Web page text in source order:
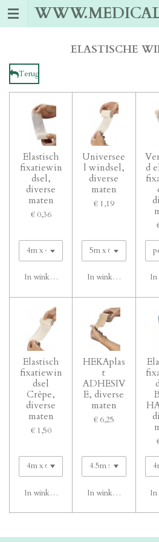
Ga
ELASTISCHE
Terug
Elastisch
fixatiewin
dsel,
diverse
maten
€ 0,36
In winkelwagen
Universee
l windsel,
diverse
maten
€ 1,19
In winkelwagen
d
In
Elastisch
fixatiewin
dsel
Crêpe,
diverse
maten
€ 1,50
In winkelwagen
HEKAplas
t
ADHESIV
E, diverse
maten
€ 6,25
In winkelwagen In